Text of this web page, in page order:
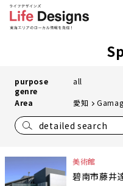
purpose
genre
all
Area 愛知
detailed search
美術館
碧南市藤井